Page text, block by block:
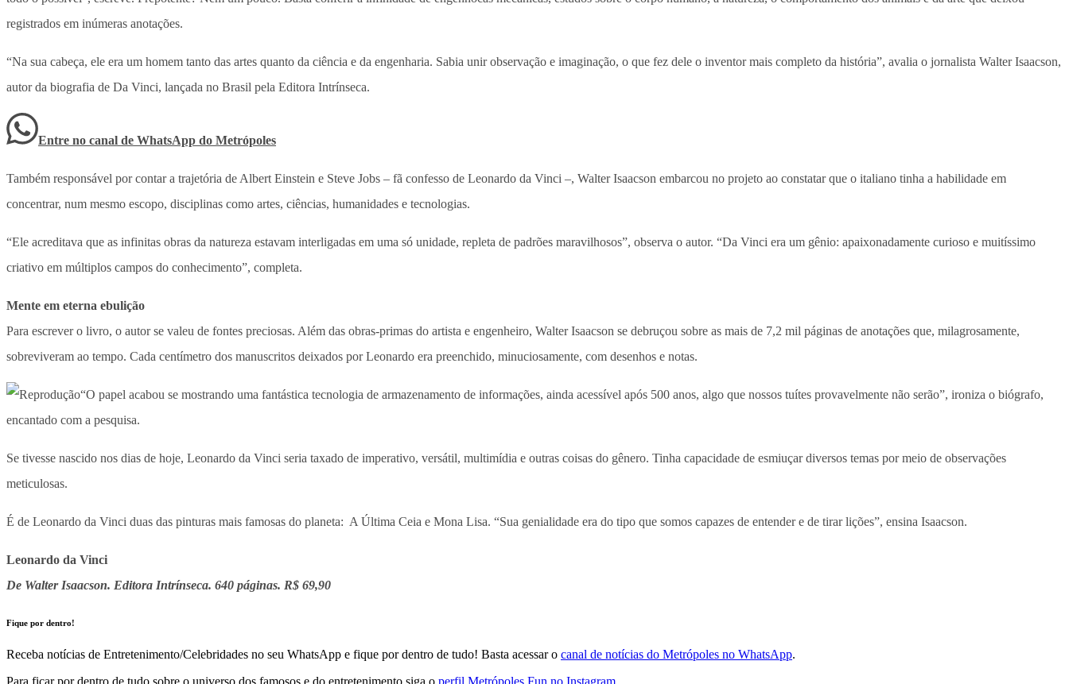
registrados em inúmeras anotações.
“Na sua cabeça, ele era um homem tanto das artes quanto da ciência e da engenharia. Sabia unir observação e imaginação, o que fez dele o inventor mais completo da história”, avalia o jornalista Walter Isaacson,
autor da biografia de Da Vinci, lançada no Brasil pela Editora Intrínseca.
Entre no canal de WhatsApp do Metrópoles
Também responsável por contar a trajetória de Albert Einstein e Steve Jobs – fã confesso de Leonardo da Vinci –, Walter Isaacson embarcou no projeto ao constatar que o italiano tinha a habilidade em
concentrar, num mesmo escopo, disciplinas como artes, ciências, humanidades e tecnologias.
“Ele acreditava que as infinitas obras da natureza estavam interligadas em uma só unidade, repleta de padrões maravilhosos”, observa o autor. “Da Vinci era um gênio: apaixonadamente curioso e muitíssimo
criativo em múltiplos campos do conhecimento”, completa.
Mente em eterna ebulição
Para escrever o livro, o autor se valeu de fontes preciosas. Além das obras-primas do artista e engenheiro, Walter Isaacson se debruçou sobre as mais de 7,2 mil páginas de anotações que, milagrosamente,
sobreviveram ao tempo. Cada centímetro dos manuscritos deixados por Leonardo era preenchido, minuciosamente, com desenhos e notas.
“O papel acabou se mostrando uma fantástica tecnologia de armazenamento de informações, ainda acessível após 500 anos, algo que nossos tuítes provavelmente não serão”, ironiza o biógrafo,
encantado com a pesquisa.
Se tivesse nascido nos dias de hoje, Leonardo da Vinci seria taxado de imperativo, versátil, multimídia e outras coisas do gênero. Tinha capacidade de esmiuçar diversos temas por meio de observações
meticulosas.
É de Leonardo da Vinci duas das pinturas mais famosas do planeta: A Última Ceia e Mona Lisa. “Sua genialidade era do tipo que somos capazes de entender e de tirar lições”, ensina Isaacson.
Leonardo da Vinci
De Walter Isaacson. Editora Intrínseca. 640 páginas. R$ 69,90
Fique por dentro!
Receba notícias de Entretenimento/Celebridades no seu WhatsApp e fique por dentro de tudo! Basta acessar o canal de notícias do Metrópoles no WhatsApp.
Para ficar por dentro de tudo sobre o universo dos famosos e do entretenimento siga o perfil Metrópoles Fun no Instagram